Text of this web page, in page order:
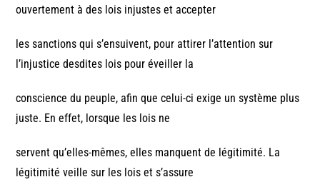
ouvertement à des lois injustes et accepter
les sanctions qui s’ensuivent, pour attirer l’attention sur
l’injustice desdites lois pour éveiller la
conscience du peuple, afin que celui-ci exige un système plus
juste. En effet, lorsque les lois ne
servent qu’elles-mêmes, elles manquent de légitimité. La
légitimité veille sur les lois et s’assure